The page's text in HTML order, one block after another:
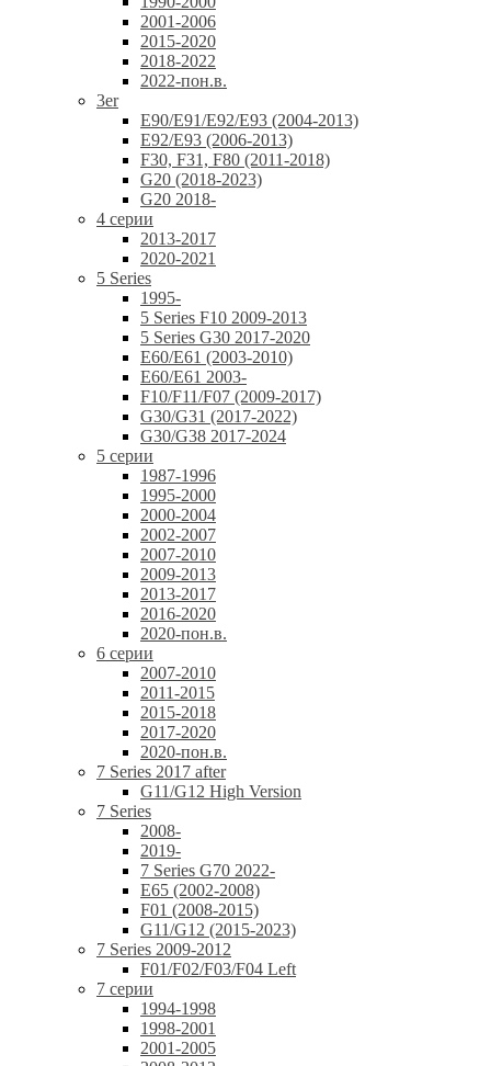
2001-2006
2015-2020
2018-2022
2022-пон.в.
3er
E90/E91/E92/E93 (2004-2013)
E92/E93 (2006-2013)
F30, F31, F80 (2011-2018)
G20 (2018-2023)
G20 2018-
4 серии
2013-2017
2020-2021
5 Series
1995-
5 Series F10 2009-2013
5 Series G30 2017-2020
E60/E61 (2003-2010)
E60/E61 2003-
F10/F11/F07 (2009-2017)
G30/G31 (2017-2022)
G30/G38 2017-2024
5 серии
1987-1996
1995-2000
2000-2004
2002-2007
2007-2010
2009-2013
2013-2017
2016-2020
2020-пон.в.
6 серии
2007-2010
2011-2015
2015-2018
2017-2020
2020-пон.в.
7 Series 2017 after
G11/G12 High Version
7 Series
2008-
2019-
7 Series G70 2022-
E65 (2002-2008)
F01 (2008-2015)
G11/G12 (2015-2023)
7 Series 2009-2012
F01/F02/F03/F04 Left
7 серии
1994-1998
1998-2001
2001-2005